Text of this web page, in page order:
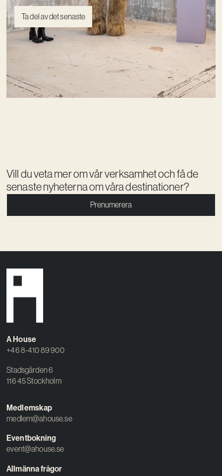
Ta del av det senaste
Vill du veta mer om vår verksamhet och få de
senaste nyheterna om våra destinationer?
Prenumerera
A House
+46 8-410 89 900
Stadsgården 6
116 45 Stockholm
Medlemskap
medlem@ahouse.se
Eventbokning
event@ahouse.se
Allmänna frågor